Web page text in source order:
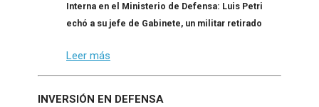
Interna en el Ministerio de Defensa: Luis Petri
echó a su jefe de Gabinete, un militar retirado
Leer más
INVERSIÓN EN DEFENSA